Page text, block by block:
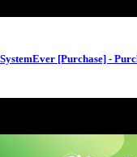
SystemEver [Purchase] -